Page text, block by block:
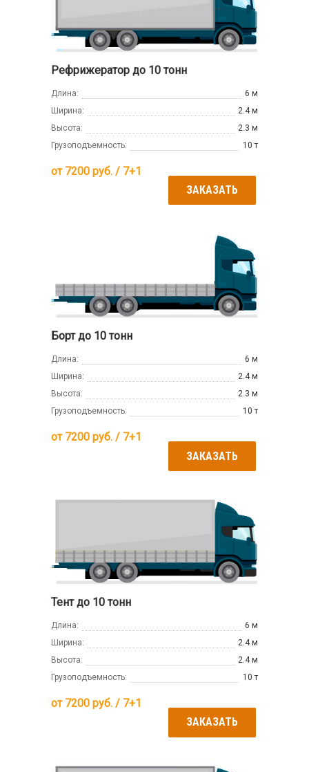
Рефрижератор до 10 тонн
Длина:
6 м
Ширина:
2.4 м
Высота:
2.3 м
Грузоподъемность:
10 т
от 7200 руб. / 7+1
ЗАКАЗАТЬ
Борт до 10 тонн
Длина:
6 м
Ширина:
2.4 м
Высота:
2.3 м
Грузоподъемность:
10 т
от 7200 руб. / 7+1
ЗАКАЗАТЬ
Тент до 10 тонн
Длина:
6 м
Ширина:
2.4 м
Высота:
2.4 м
Грузоподъемность:
10 т
от 7200 руб. / 7+1
ЗАКАЗАТЬ